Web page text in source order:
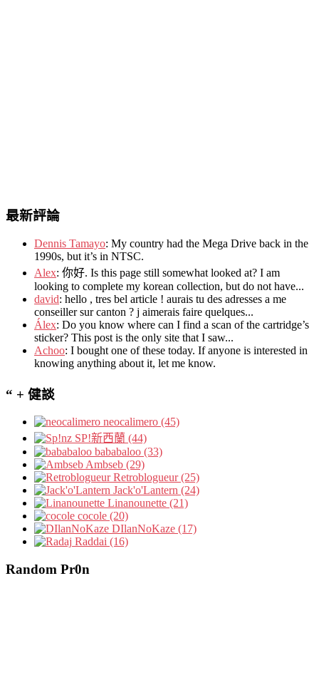
最新評論
Dennis Tamayo: My country had the Mega Drive back in the
1990s, but it’s in NTSC.
Alex: 你好. Is this page still somewhat looked at? I am
looking to complete my korean collection, but do not have...
david: hello , tres bel article ! aurais tu des adresses a me
conseiller sur canton ? j aimerais faire quelques...
Álex: Do you know where can I find a scan of the cartridge’s
sticker? This post is the only site that I saw...
Achoo: I bought one of these today. If anyone is interested in
knowing anything about it, let me know.
“ + 健談
neocalimero (45)
SP!新西蘭 (44)
bababaloo (33)
Ambseb (29)
Retroblogueur (25)
Jack'o'Lantern (24)
Linanounette (21)
cocole (20)
DIlanNoKaze (17)
Raddai (16)
Random Pr0n